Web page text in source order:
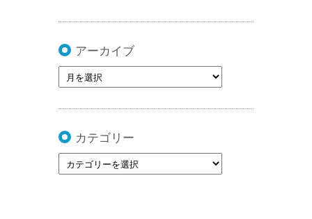
アーカイブ
カテゴリー